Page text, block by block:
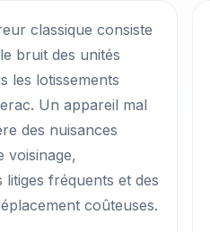
classique consiste
bruit des unités
les lotissements
Un appareil mal
des nuisances
voisinage,
fréquents et des
coûteuses.